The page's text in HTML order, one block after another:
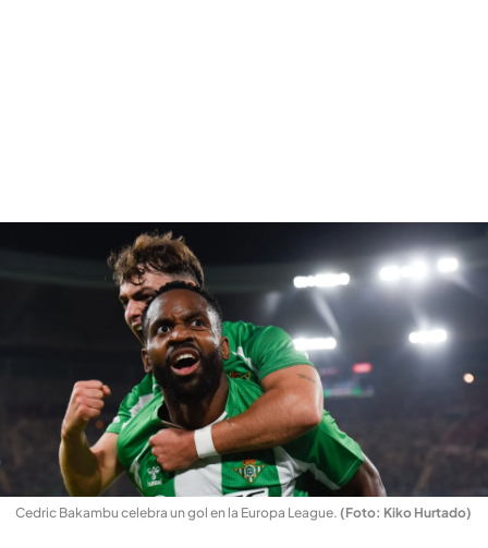
Cedric Bakambu celebra un gol en la Europa League. (Foto: Kiko Hurtado)